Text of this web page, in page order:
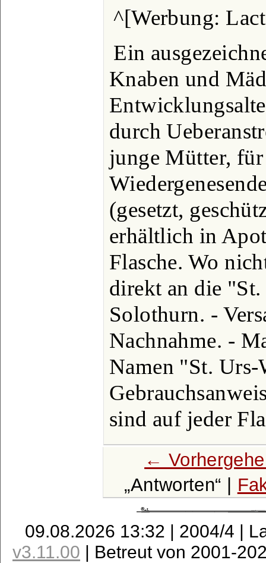
^[Werbung:
Ein
Knaben und
durch
junge Mütter,
(gesetzt,
erhältlich in
Flasche. Wo
direkt an die
Solothurn. -
Nachnahme. -
Namen "St.
sind auf jeder
←
Antworten
|
09.08.2026 13:32 | 2004/4 |
v3.11.00 | Betreut von 2001-